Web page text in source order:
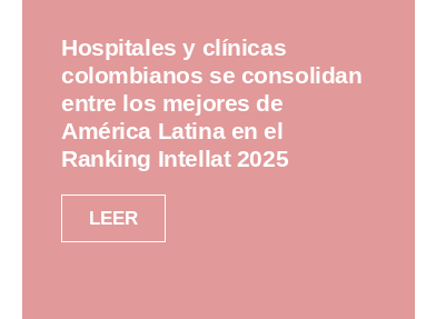
Hospitales y clínicas
colombianos se consolidan
entre los mejores de
América Latina en el
Ranking Intellat 2025
LEER